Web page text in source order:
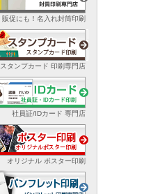
販促にも！名入れ封筒印刷
スタンプカード 印刷専門店
社員証/IDカード 専門店
オリジナル ポスター印刷